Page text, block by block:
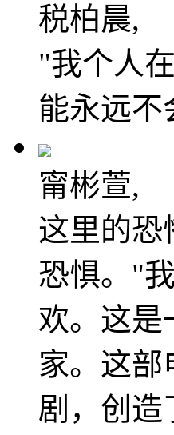
税柏晨,
"我个人
能永远不
甯彬萱,
这里的恐
恐惧。"
欢。这是
家。这部
剧，创造